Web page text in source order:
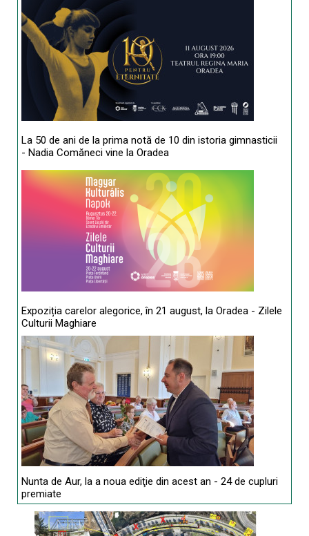
La 50 de ani de la prima notă de 10 din istoria gimnasticii
- Nadia Comăneci vine la Oradea
Expoziția carelor alegorice, în 21 august, la Oradea - Zilele
Culturii Maghiare
Nunta de Aur, la a noua ediţie din acest an - 24 de cupluri
premiate